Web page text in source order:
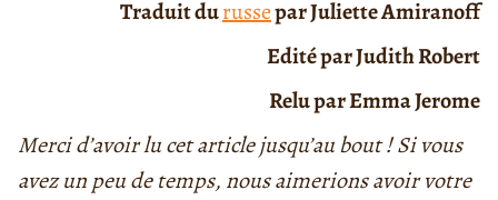
Traduit durussepar Juliette Amiranoff
Edité par Judith Robert
Relu par Emma Jerome
Merci d’avoir lu cet article jusqu’au bout ! Si vous
avez un peu de temps, nous aimerions avoir votre